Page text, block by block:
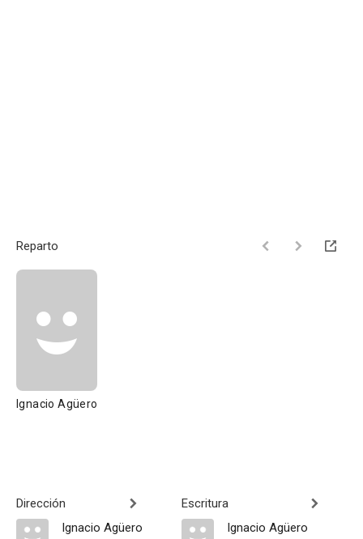
Reparto
Ignacio Agüero
Dirección
Ignacio Agüero
Escritura
Ignacio Agüero